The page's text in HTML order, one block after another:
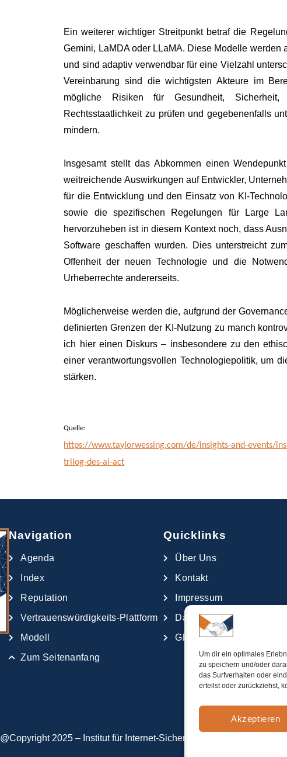
Um dir ein optimales
zu speichern und/oder
das Surfverhalten oder
erteilst oder zurückziehst,
Akzeptieren
Ein weiterer wichtiger Streitpunkt betraf die
Gemini, LaMDA oder LLaMA. Diese Modelle werden
und sind adaptiv verwendbar für eine Vielzahl
Vereinbarung sind die wichtigsten Akteure im
mögliche Risiken für Gesundheit, Sicherheit,
Rechtsstaatlichkeit zu prüfen und gegebenenfalls
mindern.
Insgesamt stellt das Abkommen einen
weitreichende Auswirkungen auf Entwickler,
für die Entwicklung und den Einsatz von KI-
sowie die spezifischen Regelungen für Large
hervorzuheben ist in diesem Kontext noch, dass
Software geschaffen wurden. Dies unterstreicht
Offenheit der neuen Technologie und die
Urheberrechte andererseits.
Möglicherweise werden die, aufgrund der
definierten Grenzen der KI-Nutzung zu manch
ich hier einen Diskurs – insbesondere zu den
einer verantwortungsvollen Technologiepolitik, um
stärken.
Quelle:
https://www.taylorwessing.com/de/insights-and-events/
trilog-des-ai-act
Navigation
Agenda
Index
Reputation
Vertrauenswürdigkeits-Plattform
Modell
Zum Seitenanfang
Quicklinks
Über Uns
Kontakt
Impressum
Datenschutzerklärung
Glossar
@Copyright 2025 – Institut für Internet-Sicherheit – if(is) – alle Rechte